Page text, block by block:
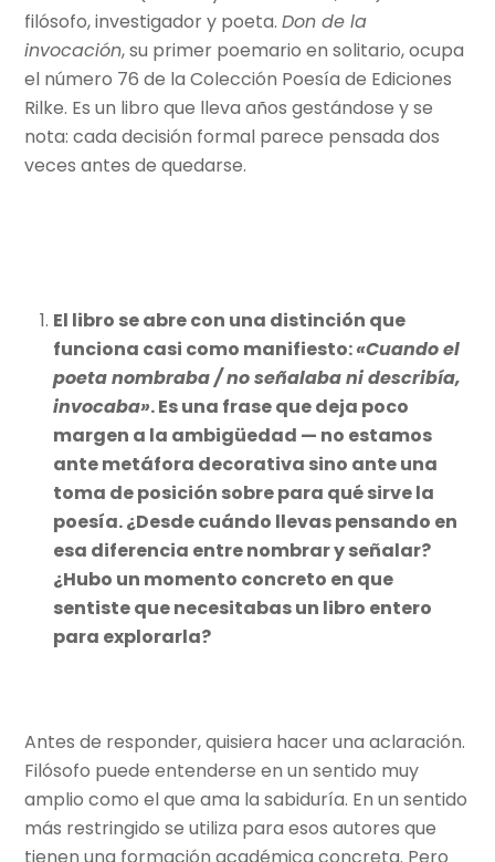
filósofo, investigador y poeta.Don de la
invocación, su primer poemario en solitario, ocupa
el número 76 de la Colección Poesía de Ediciones
Rilke. Es un libro que lleva años gestándose y se
nota: cada decisión formal parece pensada dos
veces antes de quedarse.
El libro se abre con una distinción que
funciona casi como manifiesto:«Cuando el
poeta nombraba / no señalaba ni describía,
invocaba». Es una frase que deja poco
margen a la ambigüedad — no estamos
ante metáfora decorativa sino ante una
toma de posición sobre para qué sirve la
poesía. ¿Desde cuándo llevas pensando en
esa diferencia entre nombrar y señalar?
¿Hubo un momento concreto en que
sentiste que necesitabas un libro entero
para explorarla?
Antes de responder, quisiera hacer una aclaración.
Filósofo puede entenderse en un sentido muy
amplio como el que ama la sabiduría. En un sentido
más restringido se utiliza para esos autores que